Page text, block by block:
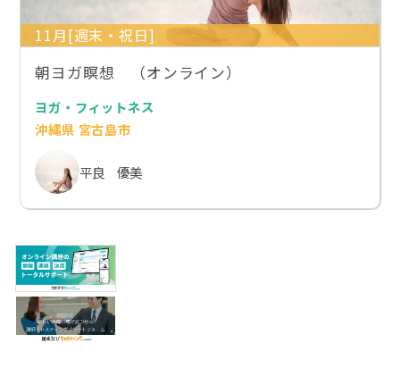
11月[週末・祝日]
朝ヨガ瞑想 （オンライン）
ヨガ・フィットネス
沖縄県 宮古島市
平良 優美